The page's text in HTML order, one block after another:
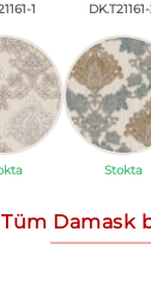
1
Stokta
Tüm Damask